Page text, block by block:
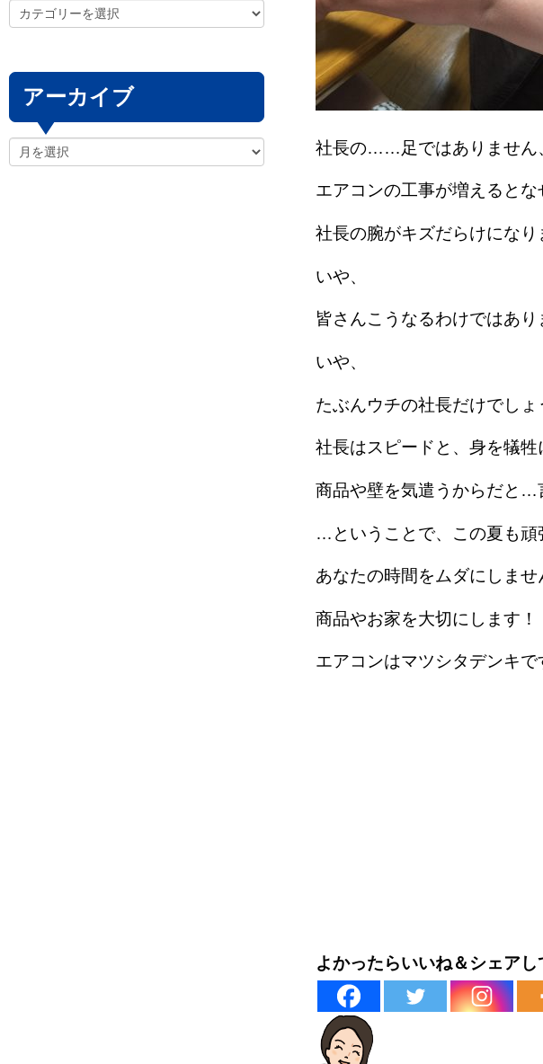
社長の……足ではありません
エアコンの工事が増えるとな
社長の腕がキズだらけにな
いや、
皆さんこうなるわけではあ
いや、
たぶんウチの社長だけでしょ
社長はスピードと、身を犠牲
商品や壁を気遣うからだと…
…ということで、この夏も頑
あなたの時間をムダにしませ
商品やお家を大切にします！
エアコンはマツシタデンキで
よかったらいいね＆シェアし
アーカイブ